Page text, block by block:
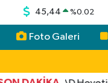
45,44 %0.02
Foto Galeri